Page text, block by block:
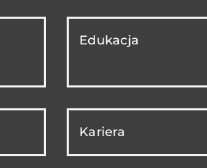
Edukacja
Kariera